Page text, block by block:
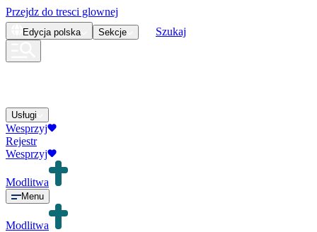
Przejdz do tresci glownej
Edycja polska Sekcje Szukaj
Usługi
Wesprzyj
Rejestr
Wesprzyj
Modlitwa
Menu
Modlitwa